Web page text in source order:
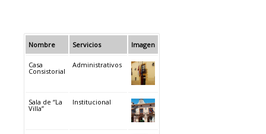
Nombre Servicios Imagen
Casa
Consistorial
Administrativos
Sala de “La
Villa”
Institucional